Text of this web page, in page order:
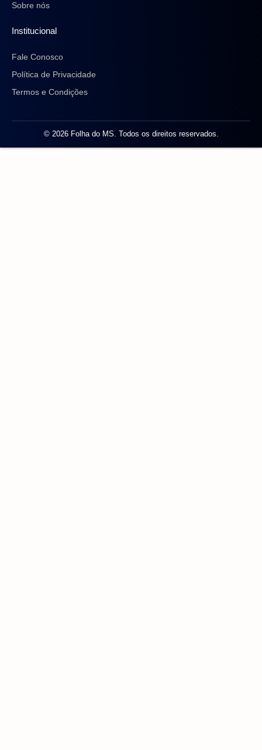
Sobre nós
Institucional
Fale Conosco
Política de Privacidade
Termos e Condições
© 2026 Folha do MS. Todos os direitos reservados.